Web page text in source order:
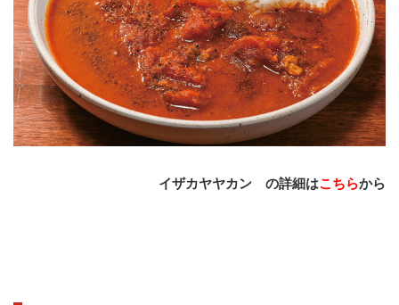
イザカヤヤカン の詳細はこちらから